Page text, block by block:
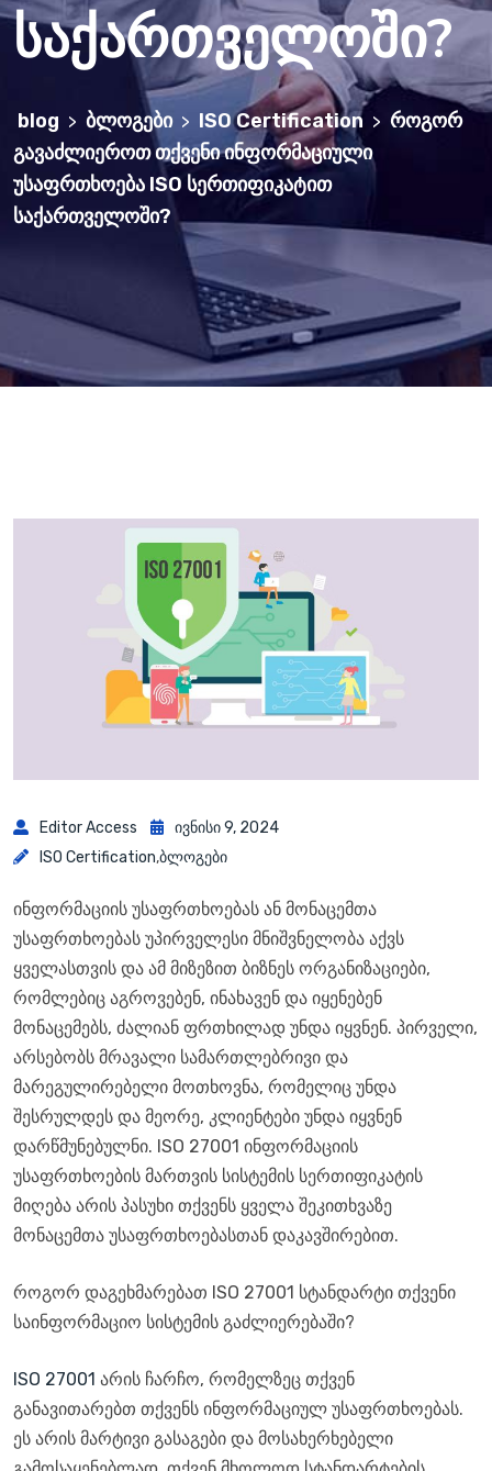
საქართველოში?
blog > ბლოგები > ISO Certification > როგორ
გავაძლიეროთ თქვენი ინფორმაციული
უსაფრთხოება ISO სერთიფიკატით
საქართველოში?
Editor Access
Ივნისი 9, 2024
ISO Certification,Ბლოგები
ინფორმაციის უსაფრთხოებას ან მონაცემთა
უსაფრთხოებას უპირველესი მნიშვნელობა აქვს
ყველასთვის და ამ მიზეზით ბიზნეს ორგანიზაციები,
რომლებიც აგროვებენ, ინახავენ და იყენებენ
მონაცემებს, ძალიან ფრთხილად უნდა იყვნენ. პირველი,
არსებობს მრავალი სამართლებრივი და
მარეგულირებელი მოთხოვნა, რომელიც უნდა
შესრულდეს და მეორე, კლიენტები უნდა იყვნენ
დარწმუნებულნი. ISO 27001 ინფორმაციის
უსაფრთხოების მართვის სისტემის სერთიფიკატის
მიღება არის პასუხი თქვენს ყველა შეკითხვაზე
მონაცემთა უსაფრთხოებასთან დაკავშირებით.
როგორ დაგეხმარებათ ISO 27001 სტანდარტი თქვენი
საინფორმაციო სისტემის გაძლიერებაში?
ISO 27001 არის ჩარჩო, რომელზეც თქვენ
განავითარებთ თქვენს ინფორმაციულ უსაფრთხოებას.
ეს არის მარტივი გასაგები და მოსახერხებელი